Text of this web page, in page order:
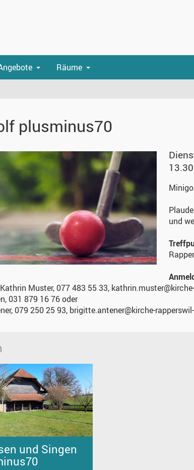
Räume
plusminus70
und
Muster, 077 483 55 33,
031 879 16 76 oder
079 250 25 93, brigitte.antener@kirche-
und Singen